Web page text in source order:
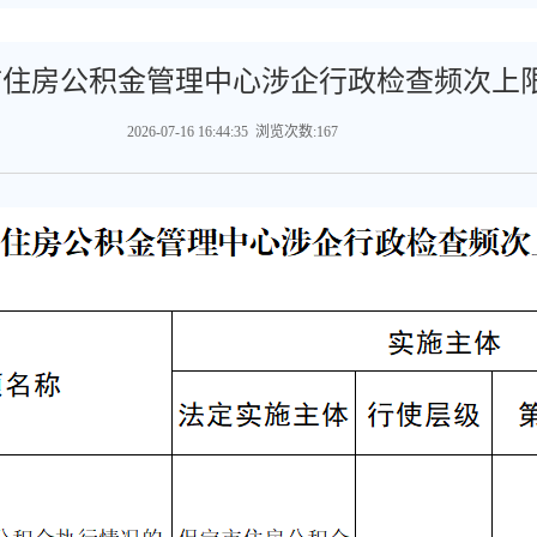
房公积金管理中心涉企行政检查频次上
2026-07-16 16:44:35 浏览次数:167